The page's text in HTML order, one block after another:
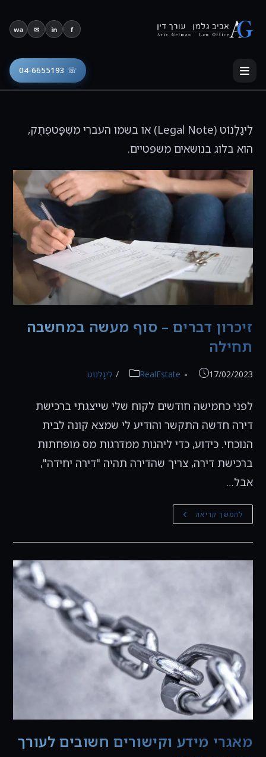
פתח סרגל נגישותcontent
☏ 04-6655193
f
in
✉
wa
לִיגָלְנוֹט (Legal Note) או בשמו העברי מִשְׁפָּטפֶּתֶק,
הוא בלוג בנושאים משפטיים.
זיכרון דברים – סוף מעשה במחשבה
תחילה
פורסם:
17/02/2023 קטגוריה:
RealEstate
/ לִיגָלְנוֹט
לפני כחמישה חודשים לקוח שלי שייצגתי ברכישת
דירה חדשה התקשר והודיע לי שמצא קונה לבית
הנוכחי. כידוע, כדי ליהנות ממדרגות מס מופחתות
ברכישת דירה, צריך שהדירה תהיה "דירה יחידה",
אבל…
להמשך קריאה זיכרון
דברים
תחילה
מאגרי מידע וקישורים חשובים לעורך